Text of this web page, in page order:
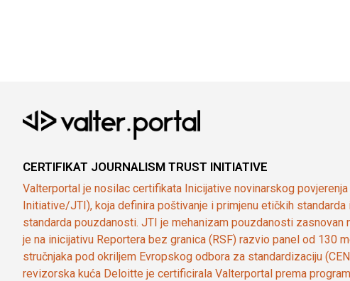
CERTIFIKAT JOURNALISM TRUST INITIATIVE
Valterportal je nosilac certifikata Inicijative novinarskog
Initiative/JTI), koja definira poštivanje i primjenu etičkih standarda
standarda pouzdanosti. JTI je mehanizam pouzdanosti zasnovan
je na inicijativu Reportera bez granica (RSF) razvio panel od 130
stručnjaka pod okriljem Evropskog odbora za standardizaciju
revizorska kuća Deloitte je certificirala Valterportal prema